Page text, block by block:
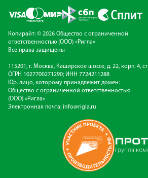
Копирайт: © 2026 Общество с ограниченной
ответственностью (ООО) «Ригла»
Все права защищены
115201, г. Москва, Каширское шоссе, д. 22, корп. 4,
ОГРН 1027700271290; ИНН 7724211288
Юр. лицо, которому принадлежит домен:
Общество с ограниченной ответственностью
(ООО) «Ригла»
Электронная почта: info@rigla.ru